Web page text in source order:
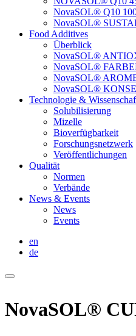
NovaSOL® Q10
NovaSOL®
Food Additives
Überblick
NovaSOL®
NovaSOL®
NovaSOL®
NovaSOL®
Technologie &
Solubilisierung
Mizelle
Bioverfügbarkeit
Forschungsnetzwerk
Veröffentlichungen
Qualität
Normen
Verbände
News & Events
News
Events
en
de
NovaSOL®